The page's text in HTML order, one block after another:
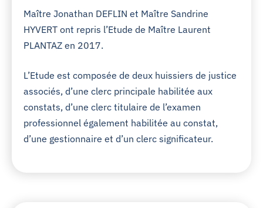
Maître Jonathan DEFLIN et Maître Sandrine
HYVERT ont repris l’Etude de Maître Laurent
PLANTAZ en 2017.
L’Etude est composée de deux huissiers de justice
associés, d’une clerc principale habilitée aux
constats, d’une clerc titulaire de l’examen
professionnel également habilitée au constat,
d’une gestionnaire et d’un clerc significateur.